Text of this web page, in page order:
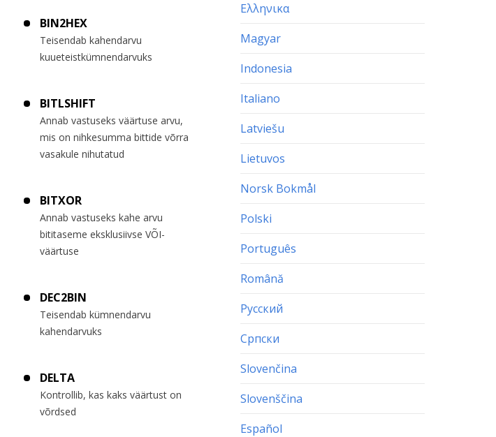
BIN2HEX
Teisendab kahendarvu
kuueteistkümnendarvuks
BITLSHIFT
Annab vastuseks väärtuse arvu,
mis on nihkesumma bittide võrra
vasakule nihutatud
BITXOR
Annab vastuseks kahe arvu
bititaseme eksklusiivse VÕI-
väärtuse
DEC2BIN
Teisendab kümnendarvu
kahendarvuks
DELTA
Kontrollib, kas kaks väärtust on
võrdsed
Ελληνικα
Magyar
Indonesia
Italiano
Latviešu
Lietuvos
Norsk Bokmål
Polski
Português
Română
Русский
Српски
Slovenčina
Slovenščina
Español